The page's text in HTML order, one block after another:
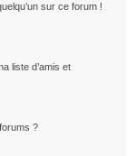
sur ce forum !
liste d’amis et
?